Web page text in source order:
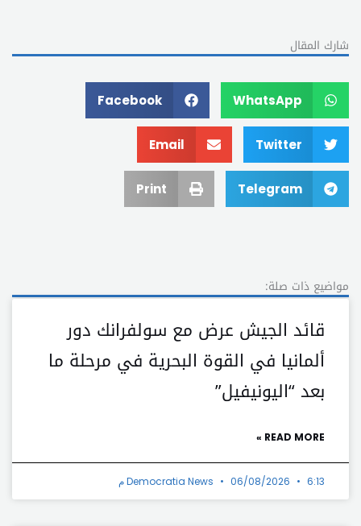
شارك المقال
WhatsApp
Facebook
Twitter
Email
Telegram
Print
مواضيع ذات صلة:
قائد الجيش عرض مع سولفرانك دور
ألمانيا في القوة البحرية في مرحلة ما
بعد “اليونيفيل”
READ MORE »
Democratia News 06/08/2026 6:13 م